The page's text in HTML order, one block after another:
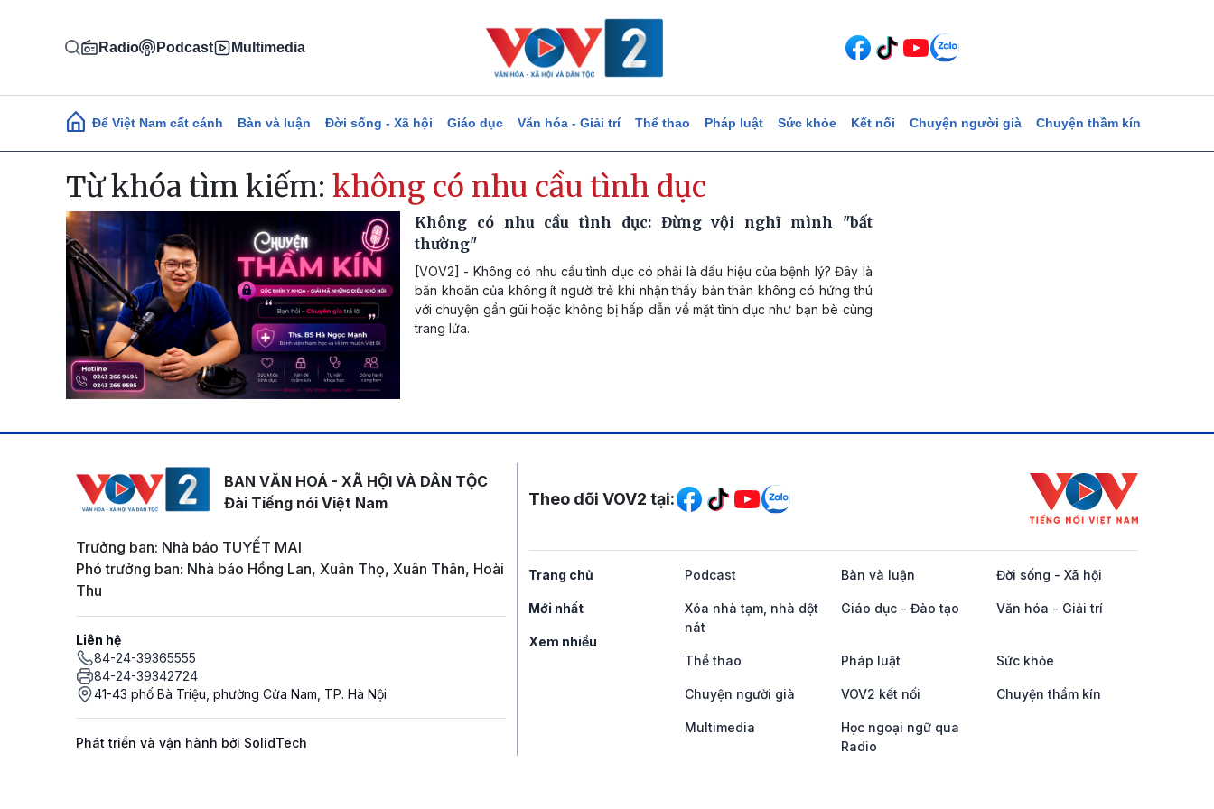
Radio Podcast Multimedia
Main navigation
Để Việt Nam cất cánh Bàn và luận Đời sống - Xã hội Giáo dục Văn hóa - Giải trí Thể thao Pháp luật Sức khỏe Kết nối Chuyện người già Chuyện thầm kín
Từ khóa tìm kiếm: không có nhu cầu tình dục
Không có nhu cầu tình dục: Đừng vội nghĩ mình "bất
thường"
[VOV2] - Không có nhu cầu tình dục có phải là dấu hiệu của bệnh lý? Đây là
băn khoăn của không ít người trẻ khi nhận thấy bản thân không có hứng thú
với chuyện gần gũi hoặc không bị hấp dẫn về mặt tình dục như bạn bè cùng
trang lứa.
BAN VĂN HOÁ - XÃ HỘI VÀ DÂN TỘC
Đài Tiếng nói Việt Nam
Trưởng ban: Nhà báo TUYẾT MAI
Phó trưởng ban: Nhà báo Hồng Lan, Xuân Thọ, Xuân Thân, Hoài
Thu
Liên hệ
84-24-39365555
84-24-39342724
41-43 phố Bà Triệu, phường Cửa Nam, TP. Hà Nội
Phát triển và vận hành bởi SolidTech
Mạng xã hội
Theo dõi VOV2 tại:
Trang chủ
Mới nhất
Xem nhiều
Podcast Bàn và luận Đời sống - Xã hội
Xóa nhà tạm, nhà dột
nát
Giáo dục - Đào tạo Văn hóa - Giải trí
Thể thao Pháp luật Sức khỏe
Chuyện người già VOV2 kết nối Chuyện thầm kín
Multimedia
Học ngoại ngữ qua
Radio